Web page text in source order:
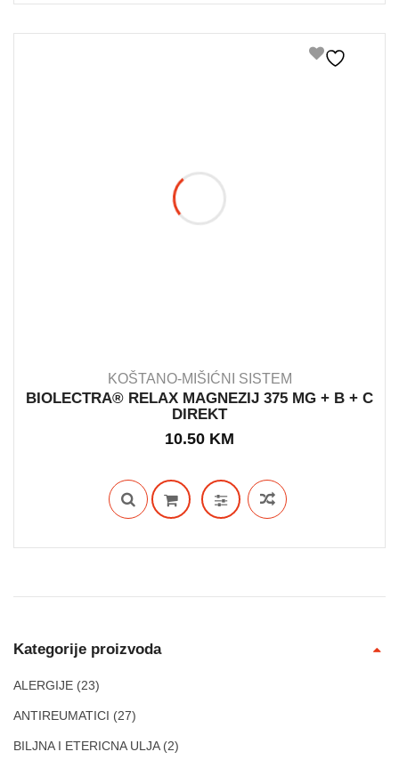
IN STOCK
KOŠTANO-MIŠIĆNI SISTEM
BIOLECTRA® RELAX MAGNEZIJ 375 MG + B + C
DIREKT
10.50 KM
Kategorije proizvoda
ALERGIJE (23)
ANTIREUMATICI (27)
BILJNA I ETERICNA ULJA (2)